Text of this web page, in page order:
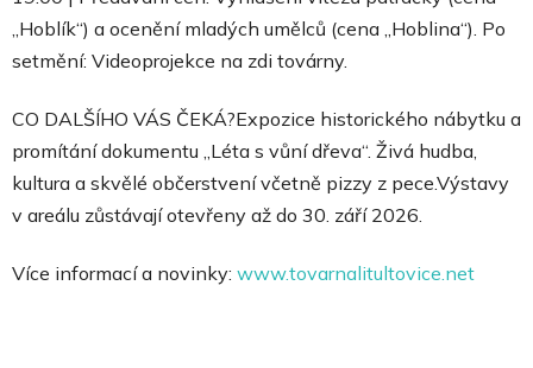
„Hoblík“) a ocenění mladých umělců (cena „Hoblina“). Po
setmění: Videoprojekce na zdi továrny.
CO DALŠÍHO VÁS ČEKÁ?Expozice historického nábytku a
promítání dokumentu „Léta s vůní dřeva“. Živá hudba,
kultura a skvělé občerstvení včetně pizzy z pece.Výstavy
v areálu zůstávají otevřeny až do 30. září 2026.
Více informací a novinky: www.tovarnalitultovice.net